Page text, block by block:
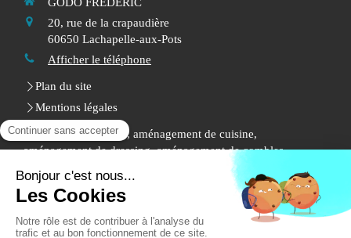
20, rue de la crapaudière
60650 Lachapelle-aux-Pots
Afficher le téléphone
Plan du site
Mentions légales
Menuiserie intérieure, aménagement de cuisine,
aménagement de dressing, aménagement de combles,
charpente, pose de parquets, menuiserie extérieure, isolation
intérieure
Demander un devis